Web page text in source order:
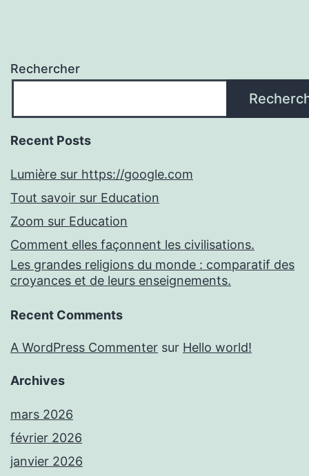
Rechercher
Recent Posts
Lumière sur https://google.com
Tout savoir sur Education
Zoom sur Education
Comment elles façonnent les civilisations.
Les grandes religions du monde : comparatif des
croyances et de leurs enseignements.
Recent Comments
A WordPress Commenter sur Hello world!
Archives
mars 2026
février 2026
janvier 2026